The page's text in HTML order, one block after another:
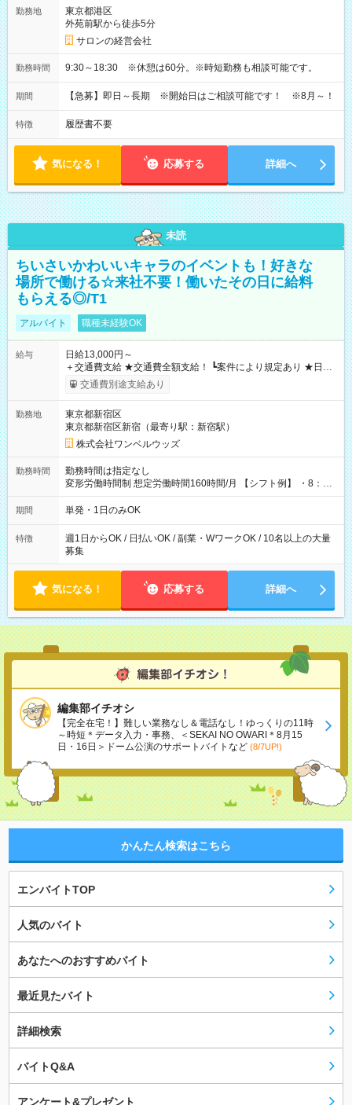
勤務地
東京都港区
外苑前駅から徒歩5分
サロンの経営会社
勤務時間 9:30～18:30 ※休憩は60分。※時短勤務も相談可能です。
期間 【急募】即日～長期 ※開始日はご相談可能です！ ※8月～！
特徴 履歴書不要
気になる！ 応募する 詳細へ
未読
ちいさいかわいいキャラのイベントも！好きな
場所で働ける☆来社不要！働いたその日に給料
もらえる◎/T1
アルバイト 職種未経験OK
給与
日給13,000円～
＋交通費支給 ★交通費全額支給！ ┗案件により規定あり ★日払
いOK！（規定あり） ┗働いたその日に現金GET♪ お仕事後はコ
ンビニATMから 日払い分を引き落とせます！ 【試用期間】試
交通費別途支給あり
勤務地
東京都新宿区
東京都新宿区新宿（最寄り駅：新宿駅）
株式会社ワンベルウッズ
勤務時間
勤務時間は指定なし
変形労働時間制 想定労働時間160時間/月 【シフト例】 ・8：00
～21：00
期間 単発・1日のみOK
特徴
週1日からOK / 日払いOK / 副業・WワークOK / 10名以上の大量
募集
気になる！ 応募する 詳細へ
編集部イチオシ
【完全在宅！】難しい業務なし＆電話なし！ゆっくりの11時
～時短＊データ入力・事務、＜SEKAI NO OWARI＊8月15
日・16日＞ドーム公演のサポートバイトなど (8/7UP!)
かんたん検索はこちら
エンバイトTOP
人気のバイト
あなたへのおすすめバイト
最近見たバイト
詳細検索
バイトQ&A
アンケート&プレゼント